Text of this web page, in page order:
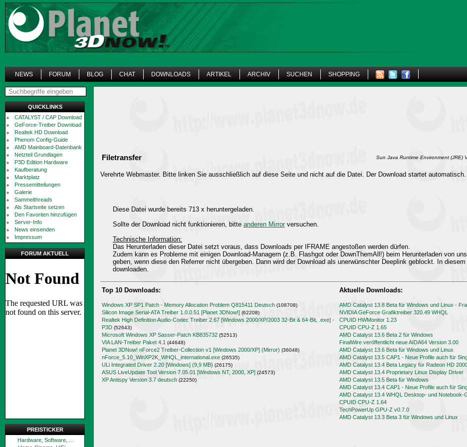
NEWS FORUM BLOG CHAT DOWNLOADS ARTIKEL ARCHIV SUCHEN SHOPPING
QUICKLINKS
CATALYST / CAP Download
GeForce-Treiber Download
Realtek HD Download
Phenom Config-Guide
AMD Mainboard-Datenbank
Netzteil Grundlagen
P3D Edition Hardware
Kaufberatung
Marktplatz
Pressemitteilungen
Galerie
Sammelthreads
Als Startseite setzen
Den Favoriten hinzufügen
Server-Info
News einsenden
Impressum
FORUM AKTUELL
PREISTICKER
Hardware, Software, ...
Filetransfer Sun Java Runtime Environment (JRE)
Verehrte Webmaster. Bitte linken Sie ausschließlich auf diese Seite und nicht auf die Datei. Der Download startet automatisch.
Diese Datei wurde bereits 713 x heruntergeladen.
Sollte der Download nicht funktionieren, bitte anderen Mirrorversuchen.
Technische Information:
Das Herunterladen dieser Datei setzt voraus, dass Downloads per IFRAME angestoßen werden dürfen.
Zudem kann es Probleme mit einigen Download-Managern (z.B. Flashgot oder DownThemAll!) beim Herunterladen von
geben, wenn diese den Referrer nicht übergeben. Dann wird der Download als unerwünschter Deeplink geblockt. In
downloaden.
Top 10 Downloads:
Windows XP SP1 Patch - Memory Allocation Problem Q815411 Deutsch (108708)
Silicon Image Serial-ATA Treiber 1.0.0.51 [Planet 3DNow!] (62208)
Realtek High Definition Audio-Codec Treiber 2.67 [Windows 2000/XP/2003 32-Bit & 64-Bit, .exe] -
P3D (52643)
Microsoft Windows XP Sasser-Patch KB835732 (52513)
VIA LAN-Treiber Paket 4.1 (44648)
Planet 3DNow! nForce2 Treiber-Collection v1 [Windows 2000/XP] (Mirror) (36048)
nForce_5.10_WinXP2K_WHQL_international.exe (26535)
ULi Integrated Driver 2.20 [Windows] (9,9 MB) (26175)
ASUS LiveUpdate Tool Version 7.05.01 [Windows NT, 2000, XP] (24573)
XP Antispy Version 3.7 deutsch (22250)
Aktuelle Downloads:
AMD Catalyst 13.8 Beta für Windows und Linux -
NVIDIA GeForce Grafiktreiber 320.49 WHQL
CPUID HWMonitor 1.23
CPUID CPU-Z 1.65
AMD Catalyst 13.6 Beta 2 für Windows
FinalWire veröffentlicht neue AIDA64 Version 3.00
AMD Catalyst 13.6 Beta für Windows und Linux
AMD Catalyst 13.5 CAP1 - Neue Profile auch für
AMD Catalyst 13.4 Beta Legacy für Radeon HD
AMD Catalyst 13.4 Proprietary Linux Display Driver
AMD Catalyst 13.5 Beta für Windows
AMD Catalyst 13.4 CAP1 - Neue Profile auch für
AMD Catalyst 13.4 WHQL Desktop- und Notebook-
CPUID CPU-Z 1.64
TechPowerUp GPU-Z v0.7.0
AMD Catalyst 13.3 Beta 3 für Windows und Linux